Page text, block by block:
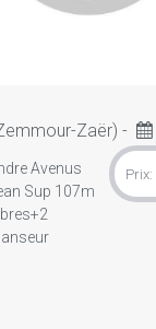
Zaër) -
Prix:
Avenus
Sup 107m